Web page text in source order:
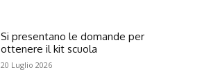
Si presentano le domande per
ottenere il kit scuola
20 Luglio 2026